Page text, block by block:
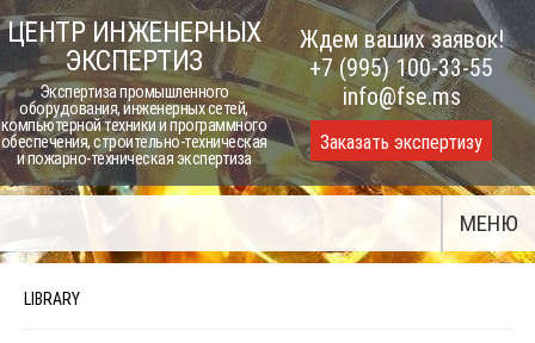
Skip
to
content
ЦЕНТР ИНЖЕНЕРНЫХ
ЭКСПЕРТИЗ
Экспертиза промышленного
оборудования, инженерных сетей,
компьютерной техники и программного
обеспечения, строительно-техническая
и пожарно-техническая экспертиза
Ждем ваших заявок!
+7 (995) 100-33-55
info@fse.ms
Заказать экспертизу
МЕНЮ
LIBRARY